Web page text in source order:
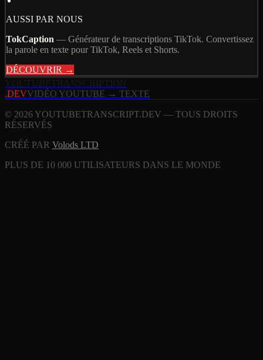
AUSSI PAR NOUS
TokCaption — Générateur de transcriptions TikTok. Convertissez
la parole en texte pour TikTok, Reels et Shorts.
DÉCOUVRIR →
.DEVVIDÉO YOUTUBE → TEXTE
© 2026 YOUTUBETRANSCRIPT.DEV — TOUS DROITS
RÉSERVÉS
CRÉÉ PAR Volods LTD
PLUS DE 10 000 UTILISATEURS DANS LE MONDE